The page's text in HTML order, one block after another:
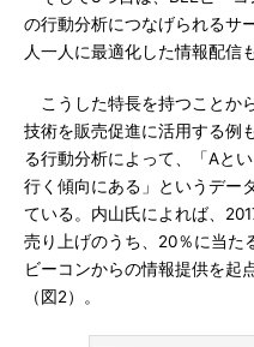
の行動分析につなげられるサ
人一人に最適化した情報配信
こうした特長を持つことか
技術を販売促進に活用する例
る行動分析によって、「Aと
行く傾向にある」というデー
ている。内山氏によれば、
売り上げのうち、20％に当た
ビーコンからの情報提供を起
（図2）。